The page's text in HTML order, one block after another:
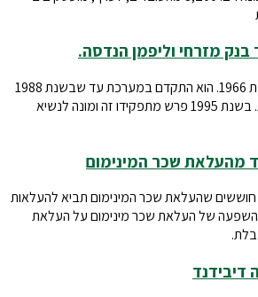
בנק מזרחי וליפמן הנדסה.
יעקב פרי גויס לשב"כ בשנת 1966. הוא התקדם במערכת עד שבשנת 1988
מונה לתפקיד ראש השירות. בשנת 1995 פרש מתפקידו זה ומונה לנשיא
מהעלאת שכר המינימום
חוששים שהעלאת שכר המינימום תביא להעלאות
של העלאת שכר מינימום על העלאת
דיבידנד